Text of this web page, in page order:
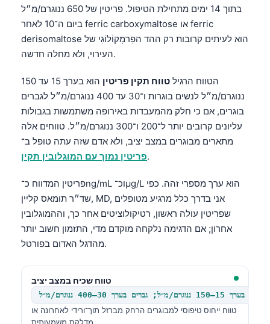
בתוך 14 ימים מתחילת הטיפול. פריטין של 650 ננוגרם/מ״ל
ביום ה־10 לאחר ferric carboxymaltose או ferric
derisomaltose הוא לעיתים קרובות רק ההד הפַרמָקוֹלוֹגִי של
העירוי, ולא מחלה חדשה.
הטווח הרגיל טווח תקין פריטין
הוא בערך 15 עד 150
ננוגרם/מ״ל לנשים בוגרות ו־30 עד 400 ננוגרם/מ״ל לגברים
בוגרים, אם כי חלק מהמעבדות באירופה משתמשות בגבולות
עליונים קרובים יותר ל־200 ו־300 ננוגרם/מ״ל. טווחים אלה
מתארים מבוגרים במצב יציב, ולא אדם שזה עתה טופל ב־
פריטין נמוך עם המוגלובין תקין.
פריטין המדווח כ־ng/mL וכ־µg/L הוא ערך מספרי זהה. כפי
שד״ר תומאס קליין, MD, אני בדרך כלל מרגיע מטופלים
שפריטין עולה ראשון, רטיקולוציטים אחר כך, וההמוגלובין
אחרון; אם הדגימה נלקחה מוקדם מדי, התזמון חשוב יותר
מהדגל האדום בפורטל.
טווח שכיח במצב יציב
נשים בערך 15–150 ננוגרם/מ״ל; גברים בערך 30–400 ננוגרם/מ״ל
טווח ייחוס טיפוסי למבוגרים הרחק מברזל תוך־ורידי לאחרונה או